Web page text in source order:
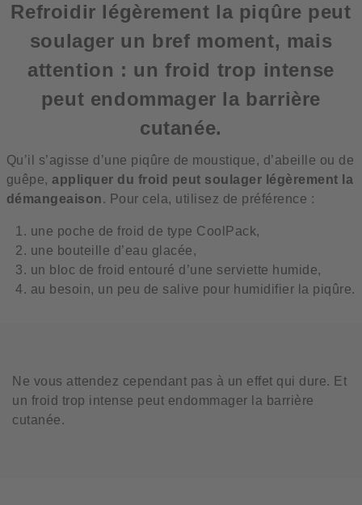
Refroidir légèrement la piqûre peut
soulager un bref moment, mais
attention : un froid trop intense
peut endommager la barrière
cutanée.
Qu’il s’agisse d’une piqûre de moustique, d’abeille ou de
guêpe, appliquer du froid peut soulager légèrement la
démangeaison. Pour cela, utilisez de préférence :
une poche de froid de type CoolPack,
une bouteille d’eau glacée,
un bloc de froid entouré d’une serviette humide,
au besoin, un peu de salive pour humidifier la piqûre.
Ne vous attendez cependant pas à un effet qui dure. Et
un froid trop intense peut endommager la barrière
cutanée.